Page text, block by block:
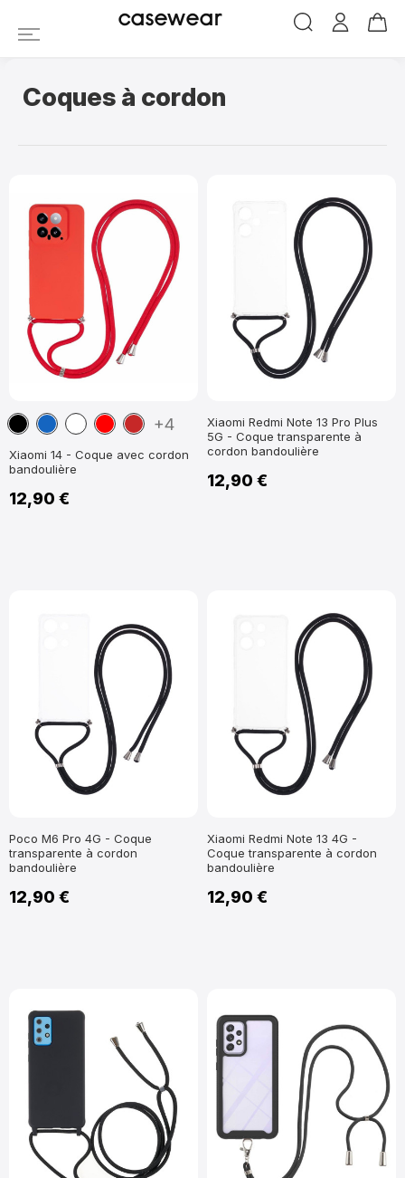
Coques à cordon
casewear
Coques à cordon
NoirBleuBlancRougeRouge
+4
Xiaomi 14 - Coque avec cordon
bandoulière
12,90 €
Xiaomi Redmi Note 13 Pro Plus
5G - Coque transparente à
cordon bandoulière
12,90 €
Poco M6 Pro 4G - Coque
transparente à cordon
bandoulière
12,90 €
Xiaomi Redmi Note 13 4G -
Coque transparente à cordon
bandoulière
12,90 €